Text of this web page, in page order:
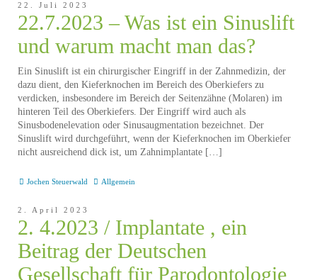
22. Juli 2023
22.7.2023 – Was ist ein Sinuslift
und warum macht man das?
Ein Sinuslift ist ein chirurgischer Eingriff in der Zahnmedizin, der
dazu dient, den Kieferknochen im Bereich des Oberkiefers zu
verdicken, insbesondere im Bereich der Seitenzähne (Molaren) im
hinteren Teil des Oberkiefers. Der Eingriff wird auch als
Sinusbodenelevation oder Sinusaugmentation bezeichnet. Der
Sinuslift wird durchgeführt, wenn der Kieferknochen im Oberkiefer
nicht ausreichend dick ist, um Zahnimplantate […]
Jochen Steuerwald Allgemein
2. April 2023
2. 4.2023 / Implantate , ein
Beitrag der Deutschen
Gesellschaft für Parodontologie